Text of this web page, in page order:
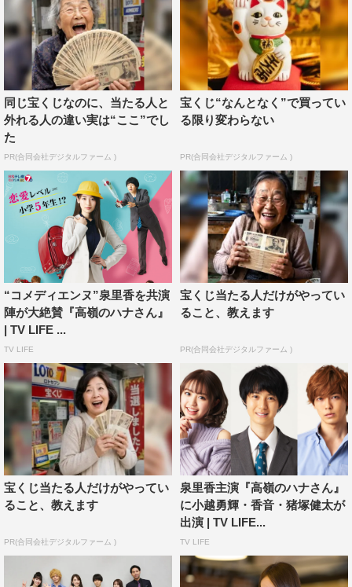
コメント。
すると、猪塚が「小越のアドリブの時のワードセンスがめ
ちゃくちゃいいんです。いつも秀逸～！と思っています」
と絶賛し、泉も「分かります！ そのおかげで華さんの次
の一手が出るので」と同意。小越は「本当ですか!? それ
はうれしいです。僕、自分自身つまらない人間だと思って
いたので。そういってもらえると安心しました」と喜びの
顔を見せた。
番組情報
真夜中ドラマ『高嶺のハナさん』＜4K制作ドラマ＞
BSテレ東
2021年4月10日（土）スタート
毎週（土）深0・00～0・30
※テレビ大阪は毎週（土）深0・56～1・26
原作：「高嶺のハナさん」ムラタコウジ（日本文芸社「週
刊漫画ゴラク」連載）
主演：泉里香、小越勇輝、香音、猪塚健太
監督：内藤瑛亮、堀江貴大、高杉考宏、塚田芽来
脚本：岡庭ななみ、宮本勇人
WEB
公式サイト：https://www.bs-tvtokyo.co.jp/takanenohana/
©ムラタコウジ／日本文芸社・©「高嶺のハナさん」製作
同じ宝くじなのに、当たる人と
外れる人の違い実は“ここ”でし
た
PR(合同会社デジタルファーム )
宝くじ“なんとなく”で買ってい
る限り変わらない
PR(合同会社デジタルファーム )
“コメディエンヌ”泉里香を共演
陣が大絶賛『高嶺のハナさん』
| TV LIFE ...
TV LIFE
宝くじ当たる人だけがやってい
ること、教えます
PR(合同会社デジタルファーム )
宝くじ当たる人だけがやってい
ること、教えます
PR(合同会社デジタルファーム )
泉里香主演『高嶺のハナさん』
に小越勇輝・香音・猪塚健太が
出演 | TV LIFE...
TV LIFE